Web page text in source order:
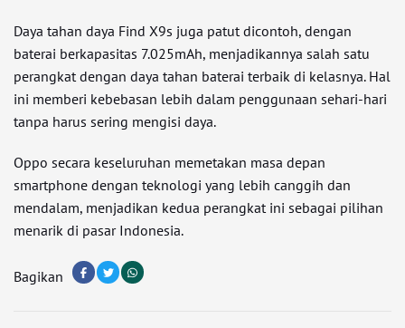
Daya tahan daya Find X9s juga patut dicontoh, dengan
baterai berkapasitas 7.025mAh, menjadikannya salah satu
perangkat dengan daya tahan baterai terbaik di kelasnya. Hal
ini memberi kebebasan lebih dalam penggunaan sehari-hari
tanpa harus sering mengisi daya.
Oppo secara keseluruhan memetakan masa depan
smartphone dengan teknologi yang lebih canggih dan
mendalam, menjadikan kedua perangkat ini sebagai pilihan
menarik di pasar Indonesia.
Bagikan